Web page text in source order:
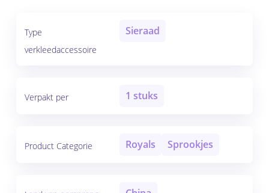
Type
verkleedaccessoire
Sieraad
Verpakt per 1 stuks
Product Categorie Royals Sprookjes